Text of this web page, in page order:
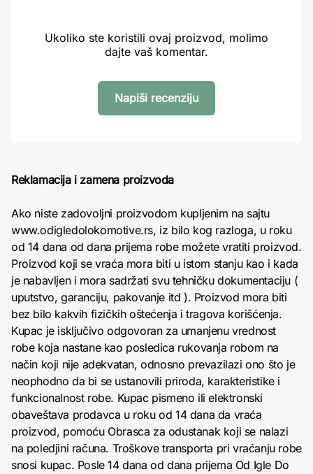
Ukoliko ste koristili ovaj proizvod, molimo
dajte vaš komentar.
Napiši recenziju
Reklamacija i zamena proizvoda
Ako niste zadovoljni proizvodom kupljenim na sajtu
www.odigledolokomotive.rs, iz bilo kog razloga, u roku
od 14 dana od dana prijema robe možete vratiti proizvod.
Proizvod koji se vraća mora biti u istom stanju kao i kada
je nabavljen i mora sadržati svu tehničku dokumentaciju (
uputstvo, garanciju, pakovanje itd ). Proizvod mora biti
bez bilo kakvih fizičkih oštećenja i tragova korišćenja.
Kupac je isključivo odgovoran za umanjenu vrednost
robe koja nastane kao posledica rukovanja robom na
način koji nije adekvatan, odnosno prevazilazi ono što je
neophodno da bi se ustanovili priroda, karakteristike i
funkcionalnost robe. Kupac pismeno ili elektronski
obaveštava prodavca u roku od 14 dana da vraća
proizvod, pomoću Obrasca za odustanak koji se nalazi
na poledjini računa. Troškove transporta pri vraćanju robe
snosi kupac. Posle 14 dana od dana prijema Od Igle Do